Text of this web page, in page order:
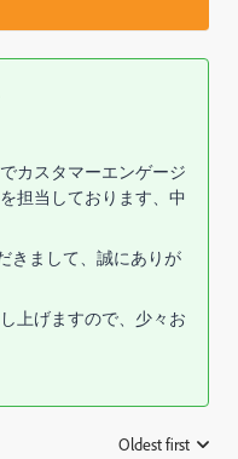
カスタマーエンゲージ
担当しております、中
きまして、誠にありが
上げますので、少々お
Oldest first